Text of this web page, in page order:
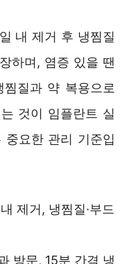
내 제거 후 냉찜질
하며, 염증 있을 땐
질과 약 복용으로
것이 임플란트 실
요한 관리 기준입
제거, 냉찜질·부드
방문, 15분 간격 냉